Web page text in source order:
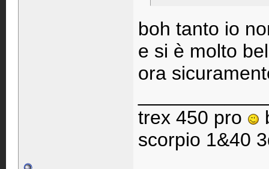
boh tanto io
e si è molto
ora
trex 450 pro
scorpio 1&40